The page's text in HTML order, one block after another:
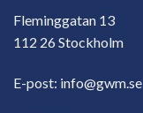
Fleminggatan 13
112 26 Stockholm
E-post: info@gwm.se